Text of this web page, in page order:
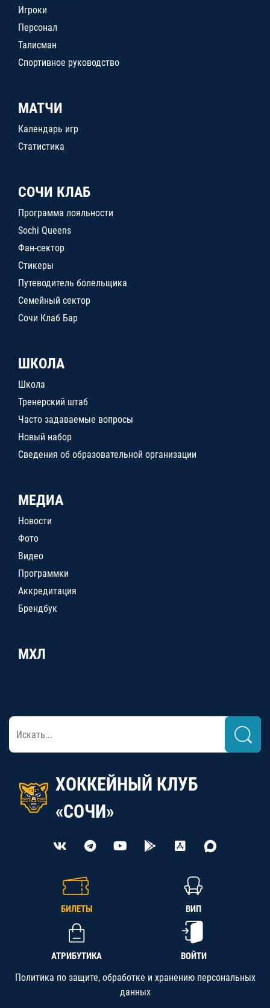
Игроки
Персонал
Талисман
Спортивное руководство
МАТЧИ
Календарь игр
Статистика
СОЧИ КЛАБ
Программа лояльности
Sochi Queens
Фан-сектор
Стикеры
Путеводитель болельщика
Семейный сектор
Сочи Клаб Бар
ШКОЛА
Школа
Тренерский штаб
Часто задаваемые вопросы
Новый набор
Сведения об образовательной организации
МЕДИА
Новости
Фото
Видео
Программки
Аккредитация
Брендбук
МХЛ
ХОККЕЙНЫЙ КЛУБ
«СОЧИ»
БИЛЕТЫ ВИП
АТРИБУТИКА ВОЙТИ
Политика по защите, обработке и хранению персональных
данных